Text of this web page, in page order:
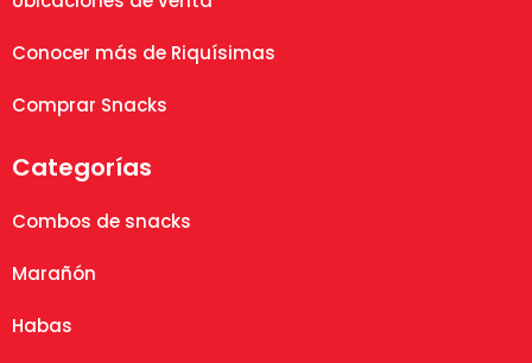
Conocer más de Riquísimas
Comprar Snacks
Categorías
Combos de snacks
Marañón
Habas